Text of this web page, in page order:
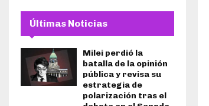
Últimas Noticias
Milei perdió la
batalla de la opinión
pública y revisa su
estrategia de
polarización tras el